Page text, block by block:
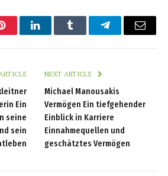
PinterestLinkedInTumblr TelegramEmail
Ein
seine
sein
NEXT ARTICLE
Michael Manousakis
Vermögen Ein tiefgehender
Einblick in Karriere
Einnahmequellen und
geschätztes Vermögen